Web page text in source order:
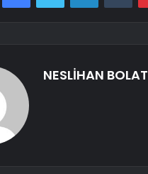
NESLİHAN BOLAT